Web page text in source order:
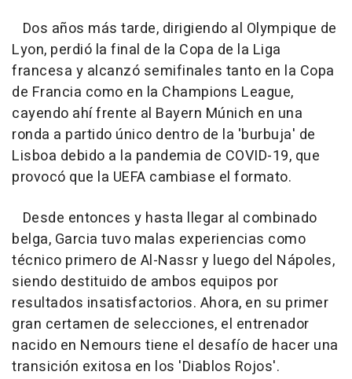
Dos años más tarde, dirigiendo al Olympique de
Lyon, perdió la final de la Copa de la Liga
francesa y alcanzó semifinales tanto en la Copa
de Francia como en la Champions League,
cayendo ahí frente al Bayern Múnich en una
ronda a partido único dentro de la 'burbuja' de
Lisboa debido a la pandemia de COVID-19, que
provocó que la UEFA cambiase el formato.
Desde entonces y hasta llegar al combinado
belga, Garcia tuvo malas experiencias como
técnico primero de Al-Nassr y luego del Nápoles,
siendo destituido de ambos equipos por
resultados insatisfactorios. Ahora, en su primer
gran certamen de selecciones, el entrenador
nacido en Nemours tiene el desafío de hacer una
transición exitosa en los 'Diablos Rojos'.